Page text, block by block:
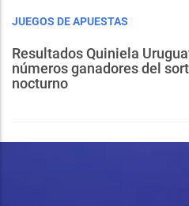
JUEGOS DE APUESTAS
Resultados Quiniela
números ganadores del
nocturno